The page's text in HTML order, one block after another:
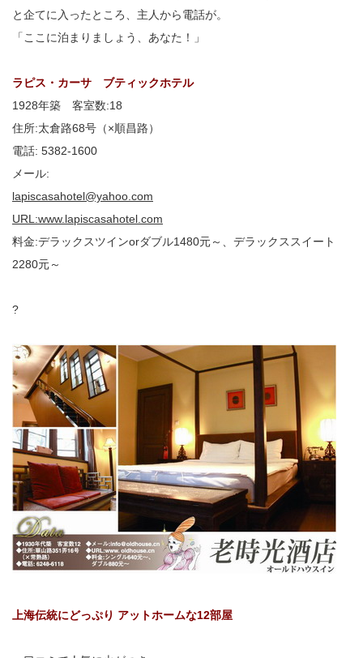
と企てに入ったところ、主人から電話が。
「ここに泊まりましょう、あなた！」
ラピス・カーサ ブティックホテル
1928年築 客室数:18
住所:太倉路68号（×順昌路）
電話: 5382-1600
メール:
lapiscasahotel@yahoo.com
URL:www.lapiscasahotel.com
料金:デラックスツインorダブル1480元～、デラックススイート
2280元～
?
上海伝統にどっぷり アットホームな12部屋